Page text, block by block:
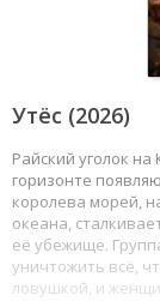
Утёс (2026)
Райский уголок
горизонте
королева морей,
океана,
её убежище.
уничтожить всё,
ловушкой, и